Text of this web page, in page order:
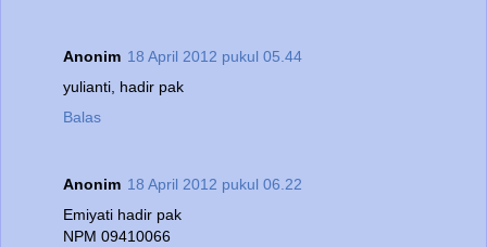
Anonim 18 April 2012 pukul 05.44
yulianti, hadir pak
Balas
Anonim 18 April 2012 pukul 06.22
Emiyati hadir pak
NPM 09410066